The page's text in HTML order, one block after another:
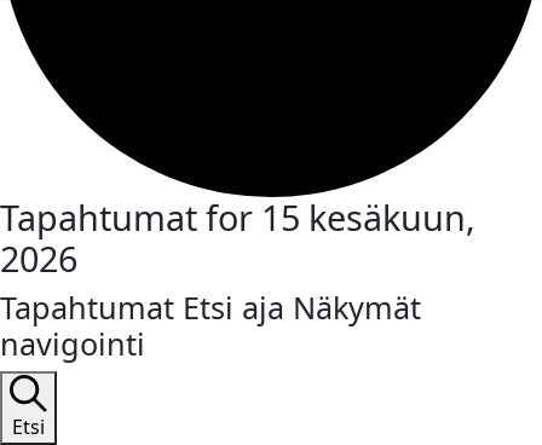
Tapahtumat for 15 kesäkuun,
2026
Tapahtumat Etsi aja Näkymät
navigointi
Etsi